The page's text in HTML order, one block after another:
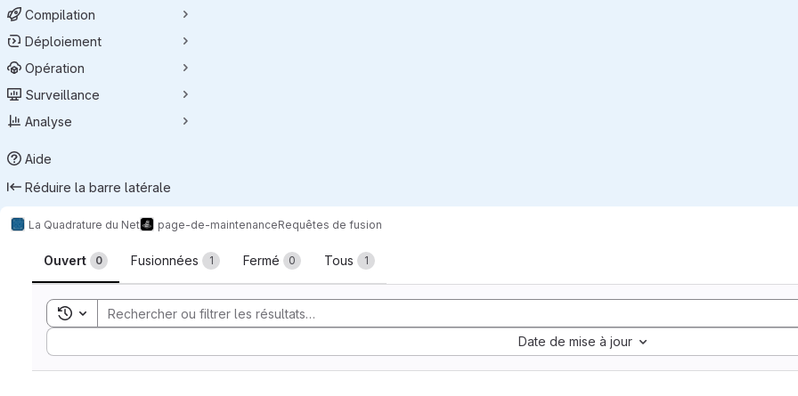
Compilation
Déploiement
Opération
Surveillance
Analyse
Aide
Réduire la barre latérale
La Quadrature du Net page-de-maintenanceRequêtes de fusion
Requêtes de fusion
Ouvert 0 Fusionnées 1 Fermé 0 Tous 1
Toggle search history
Date de mise à jour
Sort by: